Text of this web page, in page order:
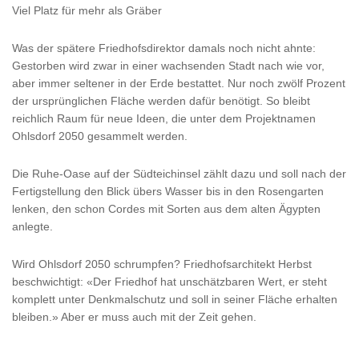
Viel Platz für mehr als Gräber
Was der spätere Friedhofsdirektor damals noch nicht ahnte:
Gestorben wird zwar in einer wachsenden Stadt nach wie vor,
aber immer seltener in der Erde bestattet. Nur noch zwölf Prozent
der ursprünglichen Fläche werden dafür benötigt. So bleibt
reichlich Raum für neue Ideen, die unter dem Projektnamen
Ohlsdorf 2050 gesammelt werden.
Die Ruhe-Oase auf der Südteichinsel zählt dazu und soll nach der
Fertigstellung den Blick übers Wasser bis in den Rosengarten
lenken, den schon Cordes mit Sorten aus dem alten Ägypten
anlegte.
Wird Ohlsdorf 2050 schrumpfen? Friedhofsarchitekt Herbst
beschwichtigt: «Der Friedhof hat unschätzbaren Wert, er steht
komplett unter Denkmalschutz und soll in seiner Fläche erhalten
bleiben.» Aber er muss auch mit der Zeit gehen.